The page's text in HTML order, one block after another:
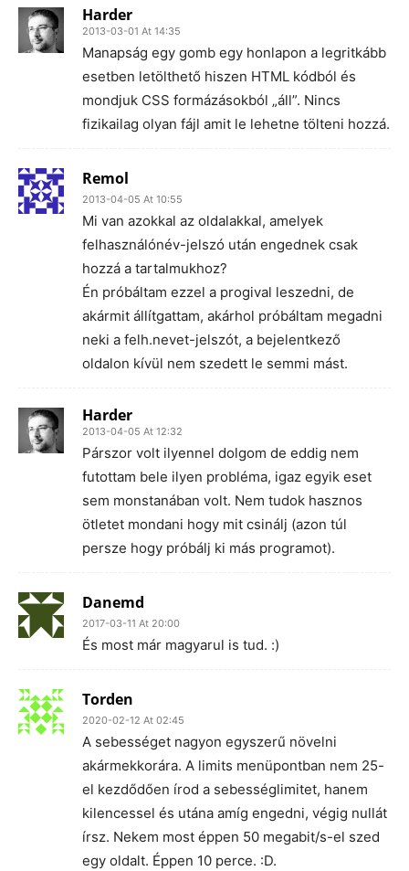
Harder
2013-03-01 At 14:35
Manapság egy gomb egy honlapon a legritkább
esetben letölthető hiszen HTML kódból és
mondjuk CSS formázásokból „áll”. Nincs
fizikailag olyan fájl amit le lehetne tölteni hozzá.
Remol
2013-04-05 At 10:55
Mi van azokkal az oldalakkal, amelyek
felhasználónév-jelszó után engednek csak
hozzá a tartalmukhoz?
Én próbáltam ezzel a progival leszedni, de
akármit állítgattam, akárhol próbáltam megadni
neki a felh.nevet-jelszót, a bejelentkező
oldalon kívül nem szedett le semmi mást.
Harder
2013-04-05 At 12:32
Párszor volt ilyennel dolgom de eddig nem
futottam bele ilyen probléma, igaz egyik eset
sem monstanában volt. Nem tudok hasznos
ötletet mondani hogy mit csinálj (azon túl
persze hogy próbálj ki más programot).
Danemd
2017-03-11 At 20:00
És most már magyarul is tud. :)
Torden
2020-02-12 At 02:45
A sebességet nagyon egyszerű növelni
akármekkorára. A limits menüpontban nem 25-
el kezdődően írod a sebességlimitet, hanem
kilencessel és utána amíg engedni, végig nullát
írsz. Nekem most éppen 50 megabit/s-el szed
egy oldalt. Éppen 10 perce. :D.